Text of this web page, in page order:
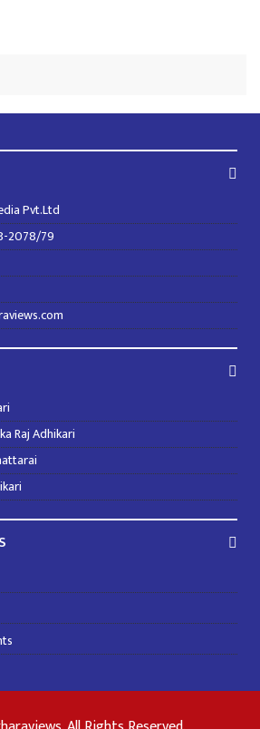
Pvt.Ltd
2078/79
Raj Adhikari